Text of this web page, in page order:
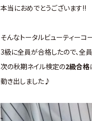
本当におめでとうございます!!
そんなトータルビューティーコ
3級に全員が合格したので、全
次の秋期ネイル検定の2級合格
動き出しました♪